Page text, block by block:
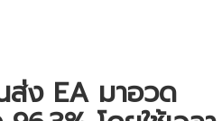
ง EA มาอวด​